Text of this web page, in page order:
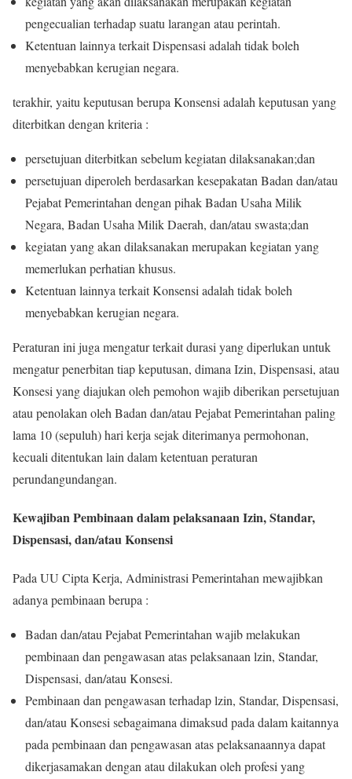
pengecualian terhadap suatu larangan atau perintah.
Ketentuan lainnya terkait Dispensasi adalah tidak boleh
menyebabkan kerugian negara.
terakhir, yaitu keputusan berupa Konsensi adalah keputusan yang
diterbitkan dengan kriteria :
persetujuan diterbitkan sebelum kegiatan dilaksanakan;dan
persetujuan diperoleh berdasarkan kesepakatan Badan dan/atau
Pejabat Pemerintahan dengan pihak Badan Usaha Milik
Negara, Badan Usaha Milik Daerah, dan/atau swasta;dan
kegiatan yang akan dilaksanakan merupakan kegiatan yang
memerlukan perhatian khusus.
Ketentuan lainnya terkait Konsensi adalah tidak boleh
menyebabkan kerugian negara.
Peraturan ini juga mengatur terkait durasi yang diperlukan untuk
mengatur penerbitan tiap keputusan, dimana Izin, Dispensasi, atau
Konsesi yang diajukan oleh pemohon wajib diberikan persetujuan
atau penolakan oleh Badan dan/atau Pejabat Pemerintahan paling
lama 10 (sepuluh) hari kerja sejak diterimanya permohonan,
kecuali ditentukan lain dalam ketentuan peraturan
perundangundangan.
Kewajiban Pembinaan dalam pelaksanaan Izin, Standar,
Dispensasi, dan/atau Konsensi
Pada UU Cipta Kerja, Administrasi Pemerintahan mewajibkan
adanya pembinaan berupa :
Badan dan/atau Pejabat Pemerintahan wajib melakukan
pembinaan dan pengawasan atas pelaksanaan lzin, Standar,
Dispensasi, dan/atau Konsesi.
Pembinaan dan pengawasan terhadap lzin, Standar, Dispensasi,
dan/atau Konsesi sebagaimana dimaksud pada dalam kaitannya
pada pembinaan dan pengawasan atas pelaksanaannya dapat
dikerjasamakan dengan atau dilakukan oleh profesi yang